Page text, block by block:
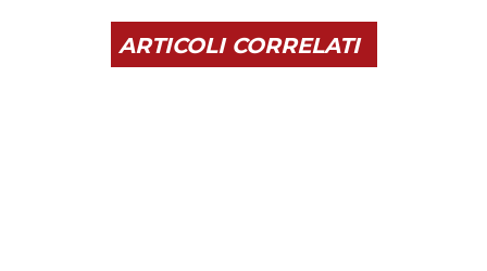
ARTICOLI CORRELATI